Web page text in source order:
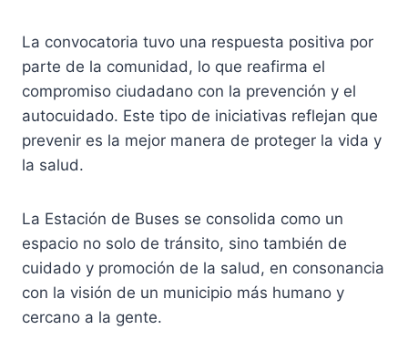
La convocatoria tuvo una respuesta positiva por
parte de la comunidad, lo que reafirma el
compromiso ciudadano con la prevención y el
autocuidado. Este tipo de iniciativas reflejan que
prevenir es la mejor manera de proteger la vida y
la salud.
La Estación de Buses se consolida como un
espacio no solo de tránsito, sino también de
cuidado y promoción de la salud, en consonancia
con la visión de un municipio más humano y
cercano a la gente.